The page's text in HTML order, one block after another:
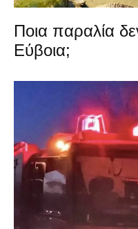
Ποια παραλία
Εύβοια;